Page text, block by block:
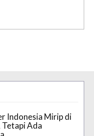
Indonesia Mirip di
Ada